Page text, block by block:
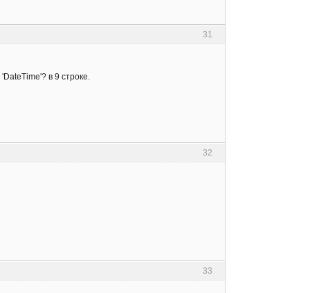
31
в 9 строке.
32
33